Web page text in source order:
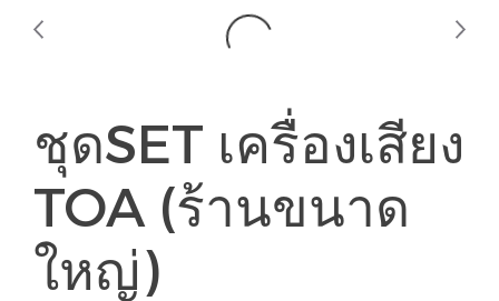
ชุดSET เครื่องเสียง
TOA (ร้านขนาด
ใหญ่)